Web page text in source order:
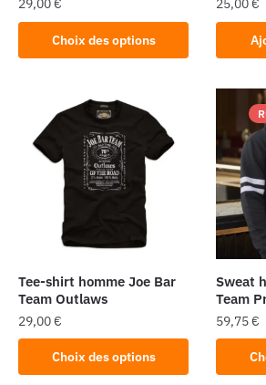
29,00€
Choix des options
produit
variations.
Les
options
peuvent
choisies
la
page
du
produit
25,00€
Tee-shirt homme Joe Bar
Team Outlaws
29,00€
Choix des options
produit
Sweat
Team
59,75€
produit